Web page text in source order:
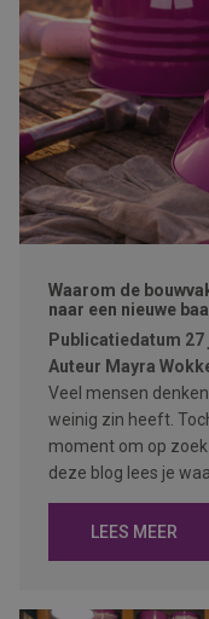
Waarom de
naar een nieuwe
Publicatiedatum 27
Auteur Mayra
Veel mensen
weinig zin heeft.
moment om op
deze blog lees je
LEES MEER